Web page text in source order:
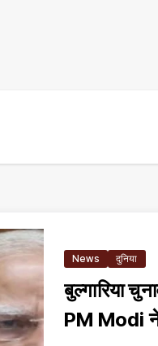
News दुनिया
बुल्गारिया